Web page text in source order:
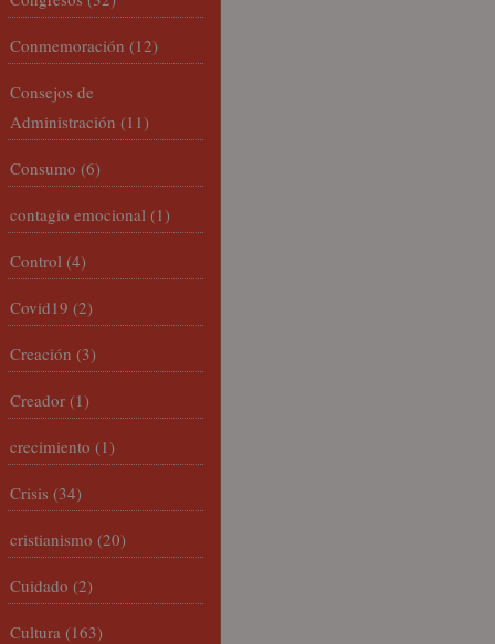
Conmemoración (12)
Consejos de
Administración (11)
Consumo (6)
contagio emocional (1)
Control (4)
Covid19 (2)
Creación (3)
Creador (1)
crecimiento (1)
Crisis (34)
cristianismo (20)
Cuidado (2)
Cultura (163)